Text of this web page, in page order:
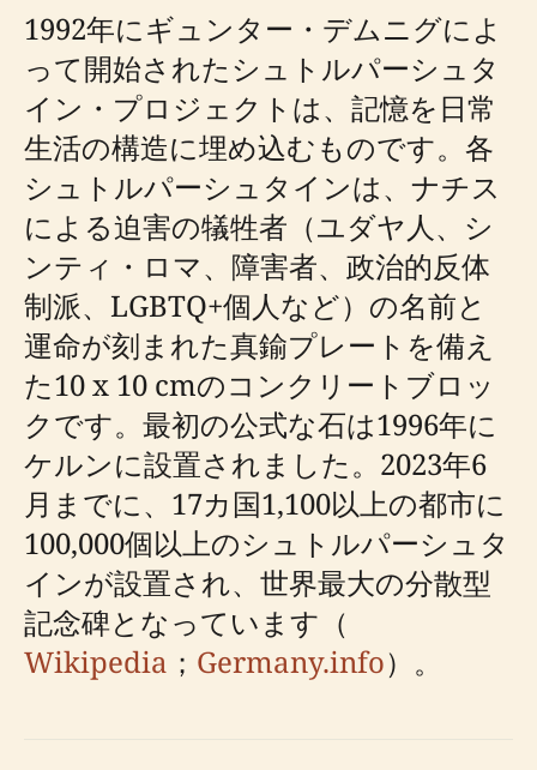
1992年にギュンター・デムニグによ
って開始されたシュトルパーシュタ
イン・プロジェクトは、記憶を日常
生活の構造に埋め込むものです。各
シュトルパーシュタインは、ナチス
による迫害の犠牲者（ユダヤ人、シ
ンティ・ロマ、障害者、政治的反体
制派、LGBTQ+個人など）の名前と
運命が刻まれた真鍮プレートを備え
た10 x 10 cmのコンクリートブロッ
クです。最初の公式な石は1996年に
ケルンに設置されました。2023年6
月までに、17カ国1,100以上の都市に
100,000個以上のシュトルパーシュタ
インが設置され、世界最大の分散型
記念碑となっています（
Wikipedia ； Germany.info）。